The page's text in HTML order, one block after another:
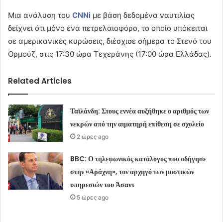
Μια ανάλυση του CNNi με βάση δεδομένα ναυτιλίας
δείχνει ότι μόνο ένα πετρελαιοφόρο, το οποίο υπόκειται
σε αμερικανικές κυρώσεις, διέσχισε σήμερα το Στενό του
Ορμούζ, στις 17:30 ώρα Τεχεράνης (17:00 ώρα Ελλάδας).
Related Articles
Ταϊλάνδη: Στους εννέα αυξήθηκε ο αριθμός των
νεκρών από την αιματηρή επίθεση σε σχολείο
2 ώρες ago
BBC: Ο τηλεφωνικός κατάλογος που οδήγησε
στην «Αράχνη», τον αρχηγό των μυστικών
υπηρεσιών του Άσαντ
5 ώρες ago